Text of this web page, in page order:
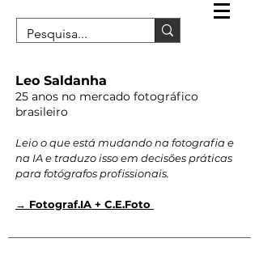
Leo Saldanha
25 anos no mercado fotográfico
brasileiro
Leio o que está mudando na fotografia e
na IA e traduzo isso em decisões práticas
para fotógrafos profissionais.
→ Fotograf.IA + C.E.Foto